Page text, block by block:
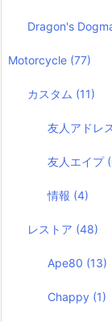
Dragon's
Motorcycle (77)
カスタム (11)
友人アドレ
友人エイプ
情報 (4)
レストア (48)
Ape80 (13)
Chappy (1)